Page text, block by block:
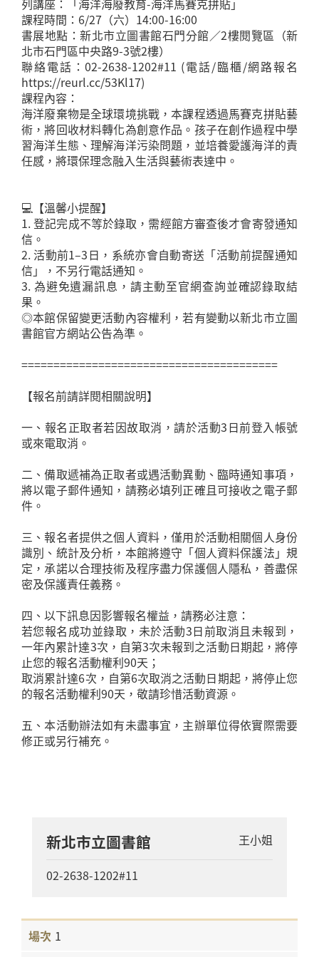
列講座：「海洋海廢教育-海洋馬賽克拼貼」
課程時間：6/27（六）14:00-16:00
書展地點：新北市立圖書館石門分館／2樓閱覽區（新
北市石門區中央路9-3號2樓）
聯絡電話：02-2638-1202#11 (電話/臨櫃/網路報名
https://reurl.cc/53Kl17)
課程內容：
海洋廢棄物是全球環境挑戰，本課程透過馬賽克拼貼藝
術，將回收材料轉化為創意作品。孩子在創作過程中學
習海洋生態、理解海洋污染問題，並培養愛護海洋的責
任感，將環保理念融入生活與藝術表達中。
💻【溫馨小提醒】
1. 登記完成不等於錄取，需經館方審查後才會寄發通知
信。
2. 活動前1–3日，系統亦會自動寄送「活動前提醒通知
信」，不另行電話通知。
3. 為避免遺漏訊息，請主動至官網查詢並確認錄取結
果。
◎本館保留變更活動內容權利，若有變動以新北市立圖
書館官方網站公告為準。
========================================
【報名前請詳閱相關說明】
一、報名正取者若因故取消，請於活動3日前登入帳號
或來電取消。
二、備取遞補為正取者或遇活動異動、臨時通知事項，
將以電子郵件通知，請務必填列正確且可接收之電子郵
件。
三、報名者提供之個人資料，僅用於活動相關個人身份
識別、統計及分析，本館將遵守「個人資料保護法」規
定，承諾以合理技術及程序盡力保護個人隱私，善盡保
密及保護責任義務。
四、以下訊息因影響報名權益，請務必注意：
若您報名成功並錄取，未於活動3日前取消且未報到，
一年內累計達3次，自第3次未報到之活動日期起，將停
止您的報名活動權利90天；
取消累計達6次，自第6次取消之活動日期起，將停止您
的報名活動權利90天，敬請珍惜活動資源。
五、本活動辦法如有未盡事宜，主辦單位得依實際需要
修正或另行補充。
新北市立圖書館 王小姐
02-2638-1202#11
1